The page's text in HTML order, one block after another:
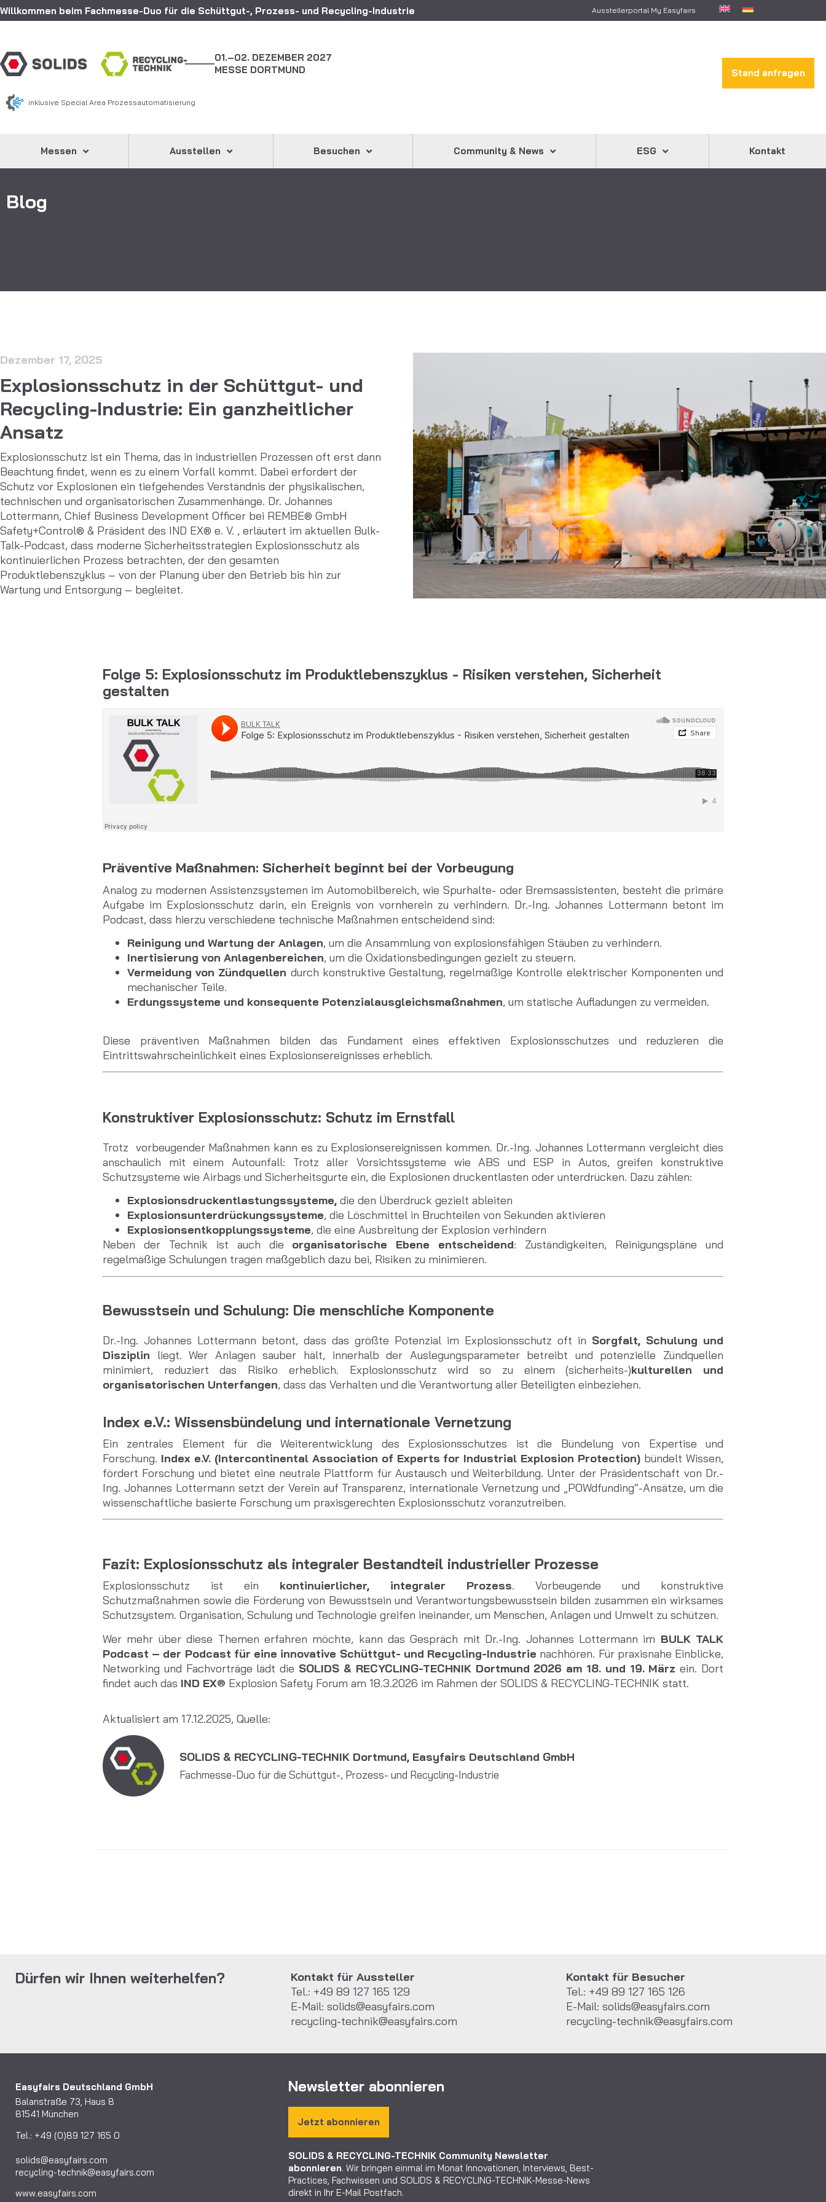
Willkommen beim Fachmesse-Duo für die Schüttgut-, Prozess- und Recycling-Industrie Ausstellerportal My Easyfairs
01.–02. DEZEMBER 2027
MESSE DORTMUND
inklusive Special Area Prozessautomatisierung
Stand anfragen
Messen Ausstellen Besuchen Community & News ESG Kontakt
Blog
Dezember 17, 2025
Explosionsschutz in der Schüttgut- und
Recycling-Industrie: Ein ganzheitlicher
Ansatz
Explosionsschutz ist ein Thema, das in industriellen Prozessen oft erst dann
Beachtung findet, wenn es zu einem Vorfall kommt. Dabei erfordert der
Schutz vor Explosionen ein tiefgehendes Verständnis der physikalischen,
technischen und organisatorischen Zusammenhänge. Dr. Johannes
Lottermann, Chief Business Development Officer bei REMBE® GmbH
Safety+Control® & Präsident des IND EX® e. V. , erläutert im aktuellen Bulk-
Talk-Podcast, dass moderne Sicherheitsstrategien Explosionsschutz als
kontinuierlichen Prozess betrachten, der den gesamten
Produktlebenszyklus – von der Planung über den Betrieb bis hin zur
Wartung und Entsorgung – begleitet.
Folge 5: Explosionsschutz im Produktlebenszyklus - Risiken verstehen, Sicherheit
gestalten
Präventive Maßnahmen: Sicherheit beginnt bei der Vorbeugung
Analog zu modernen Assistenzsystemen im Automobilbereich, wie Spurhalte- oder Bremsassistenten, besteht die primäre
Aufgabe im Explosionsschutz darin, ein Ereignis von vornherein zu verhindern. Dr.-Ing. Johannes Lottermann betont im
Podcast, dass hierzu verschiedene technische Maßnahmen entscheidend sind:
Reinigung und Wartung der Anlagen, um die Ansammlung von explosionsfähigen Stäuben zu verhindern.
Inertisierung von Anlagenbereichen, um die Oxidationsbedingungen gezielt zu steuern.
Vermeidung von Zündquellen durch konstruktive Gestaltung, regelmäßige Kontrolle elektrischer Komponenten und
mechanischer Teile.
Erdungssysteme und konsequente Potenzialausgleichsmaßnahmen, um statische Aufladungen zu vermeiden.
Diese präventiven Maßnahmen bilden das Fundament eines effektiven Explosionsschutzes und reduzieren die
Eintrittswahrscheinlichkeit eines Explosionsereignisses erheblich.
Konstruktiver Explosionsschutz: Schutz im Ernstfall
Trotz vorbeugender Maßnahmen kann es zu Explosionsereignissen kommen. Dr.-Ing. Johannes Lottermann vergleicht dies
anschaulich mit einem Autounfall: Trotz aller Vorsichtssysteme wie ABS und ESP in Autos, greifen konstruktive
Schutzsysteme wie Airbags und Sicherheitsgurte ein, die Explosionen druckentlasten oder unterdrücken. Dazu zählen:
Explosionsdruckentlastungssysteme, die den Überdruck gezielt ableiten
Explosionsunterdrückungssysteme, die Löschmittel in Bruchteilen von Sekunden aktivieren
Explosionsentkopplungssysteme, die eine Ausbreitung der Explosion verhindern
Neben der Technik ist auch die organisatorische Ebene entscheidend: Zuständigkeiten, Reinigungspläne und
regelmäßige Schulungen tragen maßgeblich dazu bei, Risiken zu minimieren.
Bewusstsein und Schulung: Die menschliche Komponente
Dr.-Ing. Johannes Lottermann betont, dass das größte Potenzial im Explosionsschutz oft in Sorgfalt, Schulung und
Disziplin liegt. Wer Anlagen sauber hält, innerhalb der Auslegungsparameter betreibt und potenzielle Zündquellen
minimiert, reduziert das Risiko erheblich. Explosionsschutz wird so zu einem (sicherheits-)kulturellen und
organisatorischen Unterfangen, dass das Verhalten und die Verantwortung aller Beteiligten einbeziehen.
Index e.V.: Wissensbündelung und internationale Vernetzung
Ein zentrales Element für die Weiterentwicklung des Explosionsschutzes ist die Bündelung von Expertise und
Forschung. Index e.V. (Intercontinental Association of Experts for Industrial Explosion Protection) bündelt Wissen,
fördert Forschung und bietet eine neutrale Plattform für Austausch und Weiterbildung. Unter der Präsidentschaft von Dr.-
Ing. Johannes Lottermann setzt der Verein auf Transparenz, internationale Vernetzung und „POWdfunding“-Ansätze, um die
wissenschaftliche basierte Forschung um praxisgerechten Explosionsschutz voranzutreiben.
Fazit: Explosionsschutz als integraler Bestandteil industrieller Prozesse
Explosionsschutz ist ein kontinuierlicher, integraler Prozess. Vorbeugende und konstruktive
Schutzmaßnahmen sowie die Förderung von Bewusstsein und Verantwortungsbewusstsein bilden zusammen ein wirksames
Schutzsystem. Organisation, Schulung und Technologie greifen ineinander, um Menschen, Anlagen und Umwelt zu schützen.
Wer mehr über diese Themen erfahren möchte, kann das Gespräch mit Dr.-Ing. Johannes Lottermann im BULK TALK
Podcast – der Podcast für eine innovative Schüttgut- und Recycling-Industrie nachhören. Für praxisnahe Einblicke,
Networking und Fachvorträge lädt die SOLIDS & RECYCLING-TECHNIK Dortmund 2026 am 18. und 19. März ein. Dort
findet auch das IND EX® Explosion Safety Forum am 18.3.2026 im Rahmen der SOLIDS & RECYCLING-TECHNIK statt.
Aktualisiert am 17.12.2025, Quelle:
SOLIDS & RECYCLING-TECHNIK Dortmund, Easyfairs Deutschland GmbH
Fachmesse-Duo für die Schüttgut-, Prozess- und Recycling-Industrie
Dürfen wir Ihnen weiterhelfen?
Kontakt für Aussteller
Tel.: +49 89 127 165 129
E-Mail: solids@easyfairs.com
recycling-technik@easyfairs.com
Kontakt für Besucher
Tel.: +49 89 127 165 126
E-Mail: solids@easyfairs.com
recycling-technik@easyfairs.com
Easyfairs Deutschland GmbH
Balanstraße 73, Haus 8
81541 München
Tel.: +49 (0)89 127 165 0
solids@easyfairs.com
recycling-technik@easyfairs.com
www.easyfairs.com
Newsletter abonnieren
Jetzt abonnieren
SOLIDS & RECYCLING-TECHNIK Community Newsletter
abonnieren. Wir bringen einmal im Monat Innovationen, Interviews, Best-
Practices, Fachwissen und SOLIDS & RECYCLING-TECHNIK-Messe-News
direkt in Ihr E-Mail Postfach.